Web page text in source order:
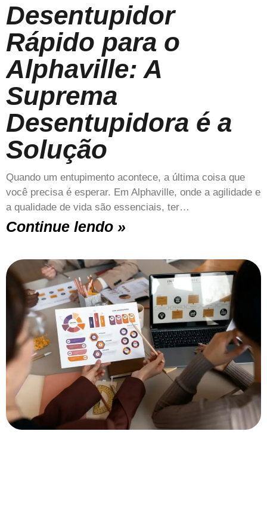
Desentupidor
Rápido para o
Alphaville: A
Suprema
Desentupidora é a
Solução
Quando um entupimento acontece, a última coisa que
você precisa é esperar. Em Alphaville, onde a agilidade e
a qualidade de vida são essenciais, ter…
Continue lendo »